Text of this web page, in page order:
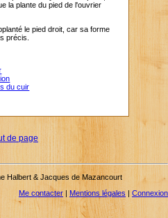
la plante du pied de l'ouvrier
le pied droit, car sa forme
précis.
du cuir
de page
Halbert & Jacques de Mazancourt
Me contacter | Mentions légales |Connexion